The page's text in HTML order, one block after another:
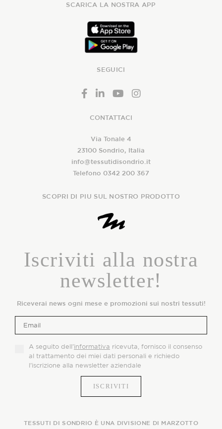
SCARICA LA NOSTRA APP
SEGUICI
CONTATTACI
Via Tonale 4
23100 Sondrio, Italia
info@tessutidisondrio.it
Telefono 0342 200 367
SCOPRI DI PIU SUL NOSTRO PRODOTTO
Iscriviti alla nostra
newsletter!
Riceverai news ogni mese e promozioni sui nostri tessuti!
A seguito dell’informativa ricevuta, fornisco il consenso
al trattamento dei miei dati personali e richiedo
l’iscrizione alla newsletter aziendale
TESSUTI DI SONDRIO È UNA DIVISIONE DI MARZOTTO